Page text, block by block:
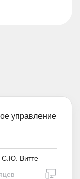
управление
С.Ю. Витте